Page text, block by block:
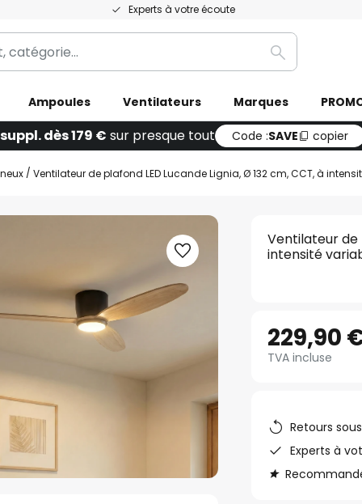
Experts à votre écoute
Rechercher
Ampoules Ventilateurs Marques
suppl. dès 179 € sur presque tout Code :SAVE copier
Ventilateur de plafond LED Lucande Lignia, Ø 132 cm, CCT, à
Ventilateur de
intensité
229,90
TVA incluse
Retours
Experts à